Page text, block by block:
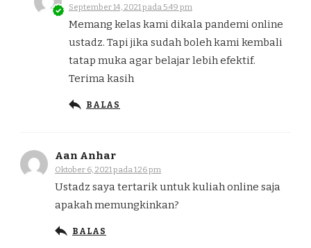
September 14, 2021 pada 5:49 pm
Memang kelas kami dikala pandemi online
ustadz. Tapi jika sudah boleh kami kembali
tatap muka agar belajar lebih efektif.
Terima kasih
BALAS
Aan Anhar
Oktober 6, 2021 pada 1:26 pm
Ustadz saya tertarik untuk kuliah online saja
apakah memungkinkan?
BALAS